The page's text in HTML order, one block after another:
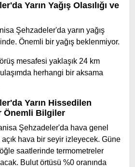
Yarın Yağış Olasılığı ve
Şehzadeler'da yarın yağış
Önemli bir yağış beklenmiyor.
mesafesi yaklaşık 24 km
herhangi bir aksama
Yarın Hissedilen
Önemli Bilgiler
Şehzadeler'da hava genel
hava bir seyir izleyecek. Güne
saatlerinde termometreler
Bulut örtüsü %0 oranında